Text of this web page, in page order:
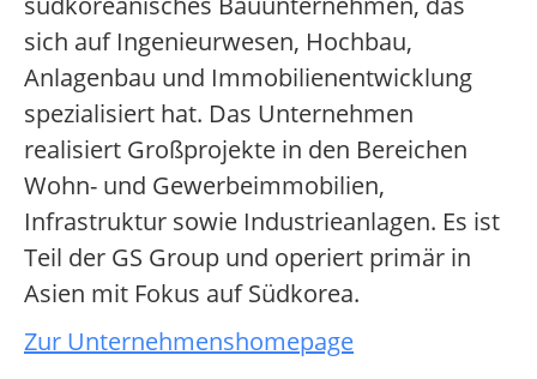
sich auf Ingenieurwesen, Hochbau,
Anlagenbau und Immobilienentwicklung
spezialisiert hat. Das Unternehmen
realisiert Großprojekte in den Bereichen
Wohn- und Gewerbeimmobilien,
Infrastruktur sowie Industrieanlagen. Es ist
Teil der GS Group und operiert primär in
Asien mit Fokus auf Südkorea.
Zur Unternehmenshomepage